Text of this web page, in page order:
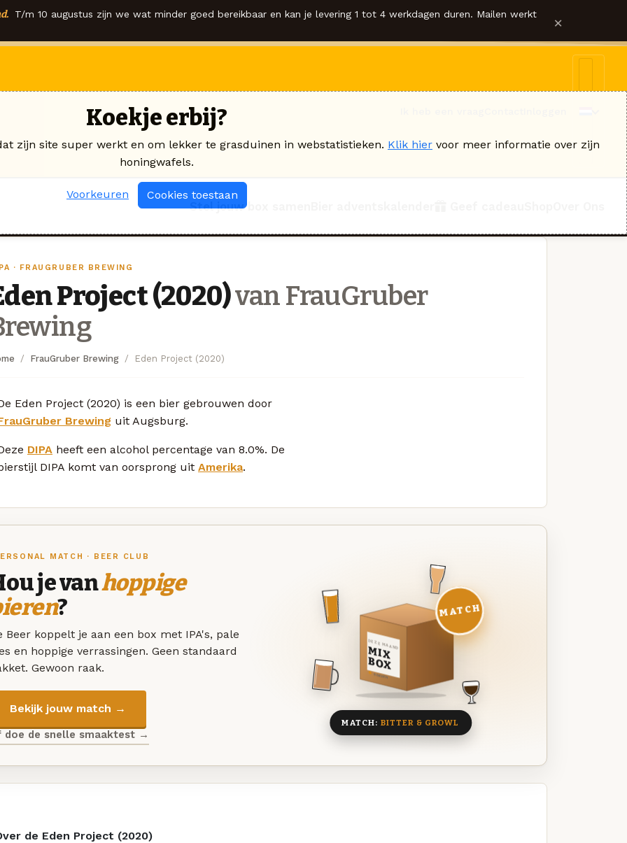
T/m 10 augustus zijn we wat minder goed bereikbaar en kan je levering 1 tot 4 werkdagen duren. Mailen werkt ×
Stel jouw box samen
· FRAUGRUBER BREWING
Project (2020)van FrauGruber
FrauGruber Brewing Eden Project (2020)
Eden Project (2020) is een bier gebrouwen door
Brewing uit Augsburg.
DIPA heeft een alcohol percentage van 8.0%. De
DIPA komt van oorsprong uit Amerika.
MATCH · BEER CLUB
je vanhoppige
?
Beer koppelt je aan een box met IPA's, pale
en hoppige verrassingen. Geen standaard
Gewoon raak.
Bekijk jouw match →
doe de snelle smaaktest →
DEZE MAAND
MIX
BOX
8 BIEREN
MATCH
MATCH: BITTER & GROWL
de Eden Project (2020)
Koekje erbij?
zijn site super werkt en om lekker te grasduinen in webstatistieken. Klik hier voor meer informatie over zijn
honingwafels.
Voorkeuren Cookies toestaan